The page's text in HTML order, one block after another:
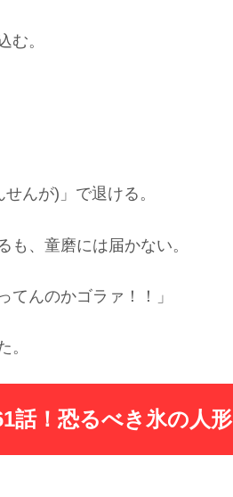
む。
んが)」で退ける。
も、童磨には届かない。
てんのかゴラァ！！」
。
話！恐るべき氷の人形